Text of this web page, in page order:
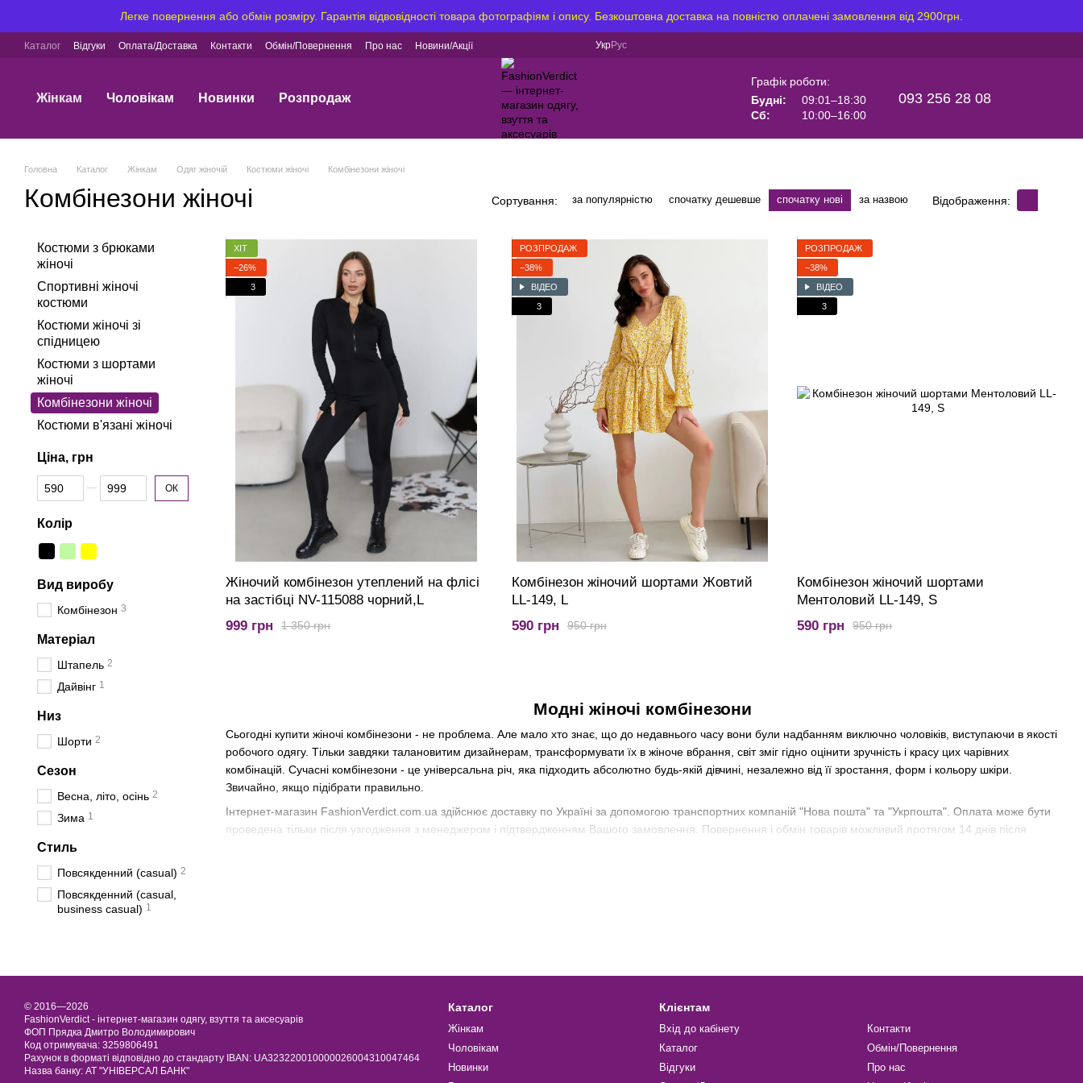
Перейти до основного контентуЛегке повернення або обмін розміру. Гарантія відвовідності товара фотографіям і опису. Безкоштовна доставка на повністю оплачені замовлення від 2900грн.
Каталог Відгуки Оплата/Доставка Контакти Обмін/Повернення Про нас Новини/Акції УкрРус
Жінкам Чоловікам Новинки Розпродаж
Графік роботи:
Будні:
09:01–18:30
Сб:
10:00–16:00
093 256 28 08
Головна Каталог Жінкам Одяг жіночій Костюми жіночі Комбінезони жіночі
Комбінезони жіночі Сортування: за популярністю спочатку дешевше спочатку нові за назвою Відображення:
Модні жіночі комбінезони
Сьогодні купити жіночі комбінезони - не проблема. Але мало хто знає, що до недавнього часу вони були надбанням виключно чоловіків, виступаючи в якості
робочого одягу. Тільки завдяки талановитим дизайнерам, трансформувати їх в жіноче вбрання, світ зміг гідно оцінити зручність і красу цих чарівних
комбінацій. Сучасні комбінезони - це універсальна річ, яка підходить абсолютно будь-якій дівчині, незалежно від її зростання, форм і кольору шкіри.
Звичайно, якщо підібрати правильно.
Інтернет-магазин FashionVerdict.com.ua здійснює доставку по Україні за допомогою транспортних компаній "Нова пошта" та "Укрпошта". Оплата може бути
проведена тільки після узгодження з менеджером і підтвердженням Вашого замовлення. Повернення і обмін товарів можливий протягом 14 днів після
ХІТ
−26%
3
Жіночий комбінезон утеплений на флісі
на застібці NV-115088 чорний,L
1 350 грн
999 грн
РОЗПРОДАЖ
−38%
ВІДЕО
3
Комбінезон жіночий шортами Жовтий
LL-149, L
950 грн
590 грн
РОЗПРОДАЖ
−38%
ВІДЕО
3
Комбінезон жіночий шортами
Ментоловий LL-149, S
950 грн
590 грн
Костюми з брюками
жіночі
Спортивні жіночі
костюми
Костюми жіночі зі
спідницею
Костюми з шортами
жіночі
Комбінезони жіночі
Костюми в'язані жіночі
Ціна, грн
Від Ціна, грн
До Ціна, грн ОК
Колір
Вид виробу
Комбінезон 3
Матеріал
Штапель 2
Дайвінг 1
Низ
Шорти 2
Сезон
Весна, літо, осінь 2
Зима 1
Стиль
Повсякденний (casual) 2
Повсякденний (casual,
business casual) 1
© 2016—2026
FashionVerdict - інтернет-магазин одягу, взуття та аксесуарів
ФОП Прядка Дмитро Володимирович
Код отримувача: 3259806491
Рахунок в форматі відповідно до стандарту IBAN: UA323220010000026004310047464
Назва банку: АТ "УНІВЕРСАЛ БАНК"
Каталог
Жінкам
Чоловікам
Новинки
Клієнтам
Вхід до кабінету
Каталог
Відгуки
Контакти
Обмін/Повернення
Про нас